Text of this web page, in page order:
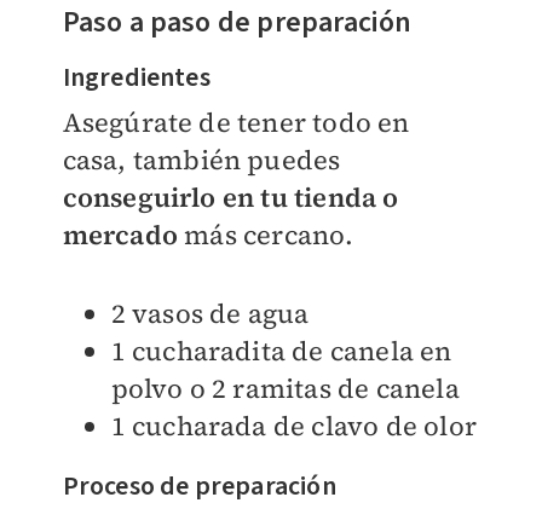
Paso a paso de preparación
Ingredientes
Asegúrate de tener todo en
casa, también puedes
conseguirlo en tu tienda o
mercado más cercano.
2 vasos de agua
1 cucharadita de canela en
polvo o 2 ramitas de canela
1 cucharada de clavo de olor
Proceso de preparación